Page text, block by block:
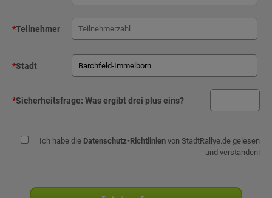
*Teilnehmer
*Stadt
*Sicherheitsfrage: Was ergibt drei plus eins?
Ich habe die Datenschutz-Richtlinien von StadtRallye.de gelesen
und verstanden!